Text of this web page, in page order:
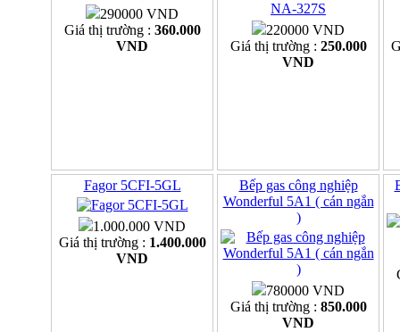
290000 VND
Giá thị trường : 360.000
VND
220000 VND
Giá thị trường : 250.000
VND
Fagor 5CFI-5GL
1.000.000 VND
Giá thị trường : 1.400.000
VND
Bếp gas công nghiệp
Wonderful 5A1 ( cán ngắn
)
780000 VND
Giá thị trường : 850.000
VND